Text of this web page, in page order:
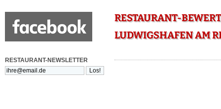
RESTAURANT-NEWSLETTER
RESTAURANT-
LUDWIGSHAFEN AM